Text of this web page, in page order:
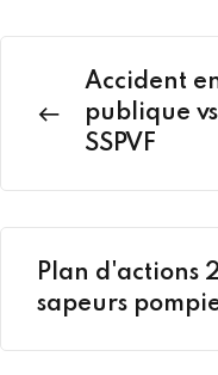
Accident
publique
SSPVF
Plan d'actions
sapeurs